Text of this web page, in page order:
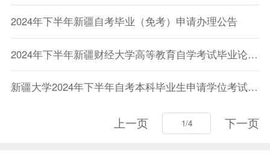
2024年下半年新疆自考毕业（免考）申请办理公告
2024年下半年新疆财经大学高等教育自学考试毕业论文及实践性环节工作安排
新疆大学2024年下半年自考本科毕业生申请学位考试报名通知
上一页 下一页